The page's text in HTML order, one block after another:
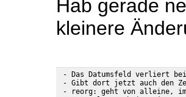
Hab gerade
kleinere
- Das Datumsfeld verliert
- Gibt dort jetzt auch den
- reorg: geht von alleine, im